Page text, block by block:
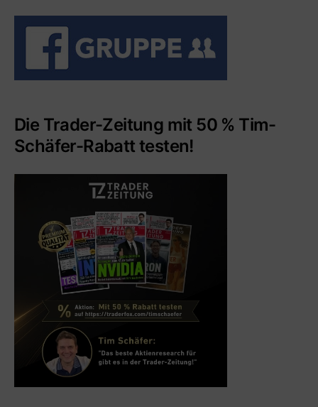
Die Trader-Zeitung mit 50 % Tim-
Schäfer-Rabatt testen!